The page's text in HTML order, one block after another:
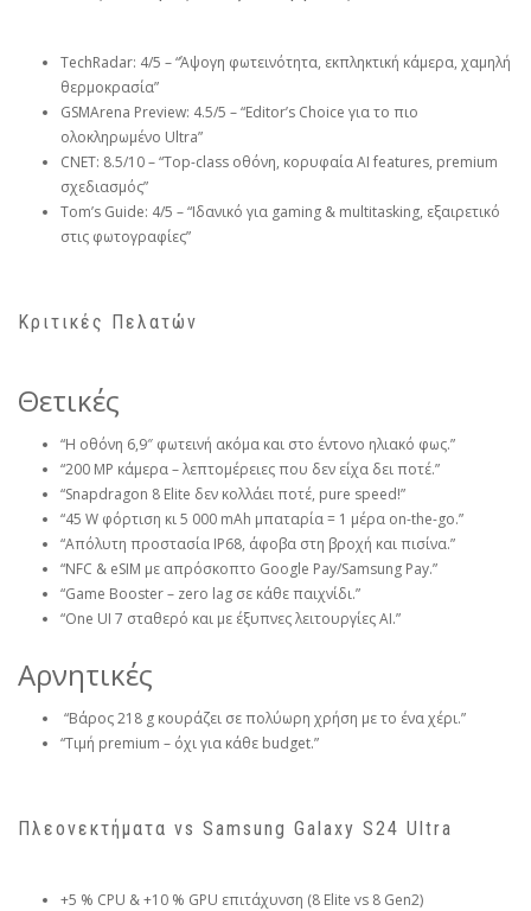
TechRadar: 4/5 – “Άψογη φωτεινότητα, εκπληκτική κάμερα, χαμηλή
θερμοκρασία”
GSMArena Preview: 4.5/5 – “Editor’s Choice για το πιο
ολοκληρωμένο Ultra”
CNET: 8.5/10 – “Top-class οθόνη, κορυφαία AI features, premium
σχεδιασμός”
Tom’s Guide: 4/5 – “Ιδανικό για gaming & multitasking, εξαιρετικό
στις φωτογραφίες”
Κριτικές Πελατών
Θετικές
“Η οθόνη 6,9″ φωτεινή ακόμα και στο έντονο ηλιακό φως.”
“200 MP κάμερα – λεπτομέρειες που δεν είχα δει ποτέ.”
“Snapdragon 8 Elite δεν κολλάει ποτέ, pure speed!”
“45 W φόρτιση κι 5 000 mAh μπαταρία = 1 μέρα on-the-go.”
“Απόλυτη προστασία IP68, άφοβα στη βροχή και πισίνα.”
“NFC & eSIM με απρόσκοπτο Google Pay/Samsung Pay.”
“Game Booster – zero lag σε κάθε παιχνίδι.”
“One UI 7 σταθερό και με έξυπνες λειτουργίες AI.”
Αρνητικές
“Βάρος 218 g κουράζει σε πολύωρη χρήση με το ένα χέρι.”
“Τιμή premium – όχι για κάθε budget.”
Πλεονεκτήματα vs Samsung Galaxy S24 Ultra
+5 % CPU & +10 % GPU επιτάχυνση (8 Elite vs 8 Gen2)